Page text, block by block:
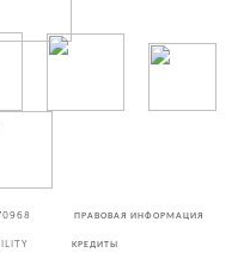
ПРАВОВАЯ ИНФОРМАЦИЯ
КРЕДИТЫ